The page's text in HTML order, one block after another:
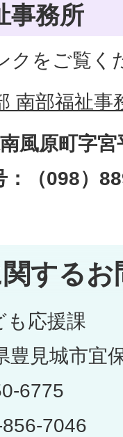
事務所
クをご覧く
南部福祉事
風原町字
：（098）
する
も応援課
豊見城市宜
6775
7046